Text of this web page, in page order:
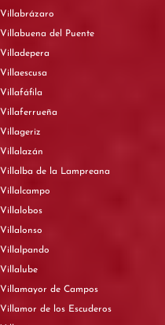
Villabrázaro
Villabuena del Puente
Villadepera
Villaescusa
Villafáfila
Villaferrueña
Villageriz
Villalazán
Villalba de la Lampreana
Villalcampo
Villalobos
Villalonso
Villalpando
Villalube
Villamayor de Campos
Villamor de los Escuderos